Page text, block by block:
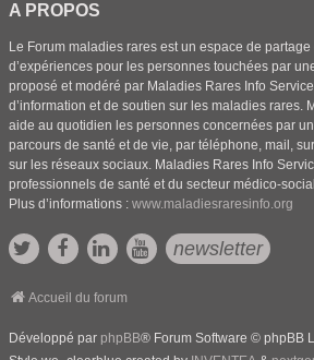
A PROPOS
Le Forum maladies rares est un espace de partage
d’expériences pour les personnes touchées par
proposé et modéré par Maladies Rares Info
d’information et de soutien sur les maladies rares.
aide au quotidien les personnes concernées par
parcours de santé et de vie, par téléphone, mail,
sur les réseaux sociaux. Maladies Rares Info
professionnels de santé et du secteur médico-
Plus d’informations : www.maladiesraresinfo.org
newsletter
Accueil du forum
Développé par phpBB® Forum Software © phpBB